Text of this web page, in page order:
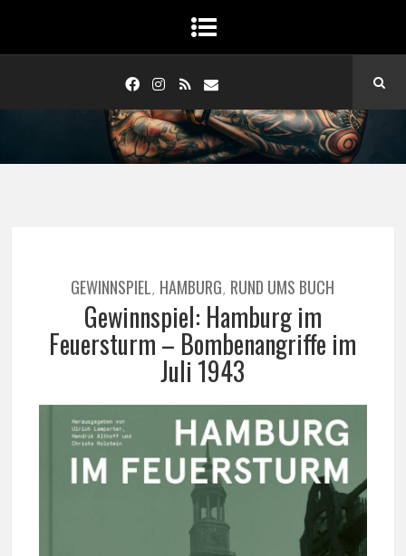
GEWINNSPIEL, HAMBURG, RUND UMS BUCH
Gewinnspiel: Hamburg im
Feuersturm – Bombenangriffe im
Juli 1943